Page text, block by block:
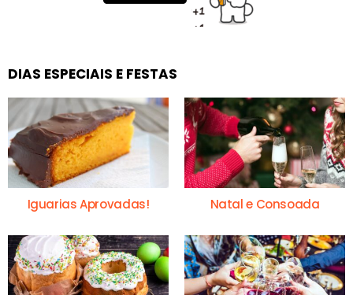
DIAS ESPECIAIS E FESTAS
Iguarias Aprovadas! Natal e Consoada